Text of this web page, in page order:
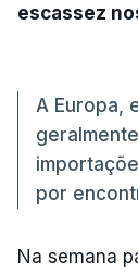
escassez
A Europa,
por
Na semana